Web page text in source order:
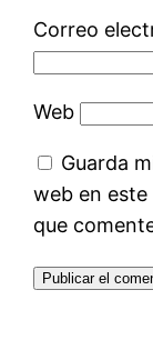
Correo
Web
Guarda
web en
que